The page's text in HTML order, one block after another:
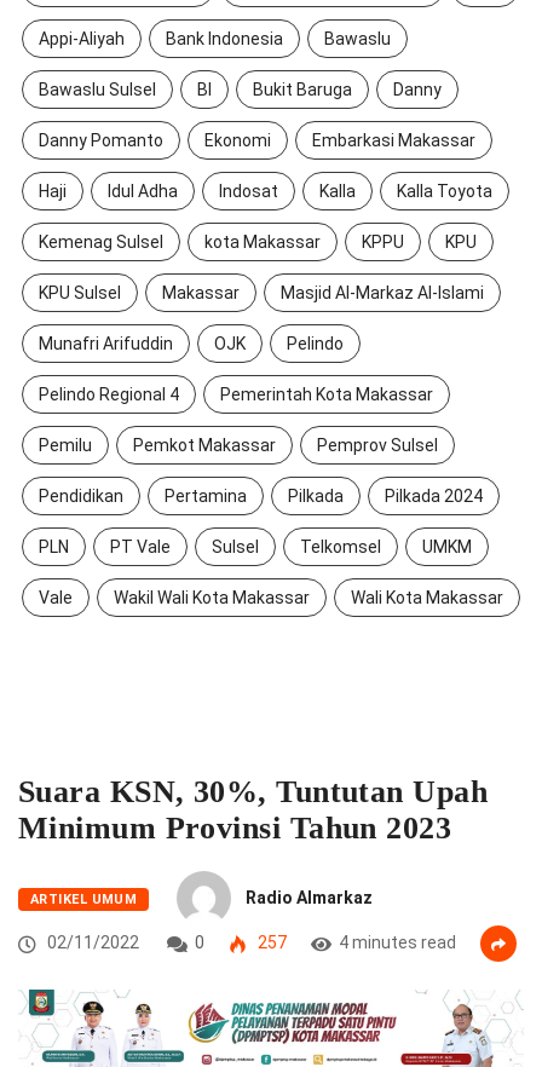
Appi-Aliyah Bank Indonesia Bawaslu
Bawaslu Sulsel BI Bukit Baruga Danny
Danny Pomanto Ekonomi Embarkasi Makassar
Haji Idul Adha Indosat Kalla Kalla Toyota
Kemenag Sulsel kota Makassar KPPU KPU
KPU Sulsel Makassar Masjid Al-Markaz Al-Islami
Munafri Arifuddin OJK Pelindo
Pelindo Regional 4 Pemerintah Kota Makassar
Pemilu Pemkot Makassar Pemprov Sulsel
Pendidikan Pertamina Pilkada Pilkada 2024
PLN PT Vale Sulsel Telkomsel UMKM
Vale Wakil Wali Kota Makassar Wali Kota Makassar
Suara KSN, 30%, Tuntutan Upah
Minimum Provinsi Tahun 2023
ARTIKEL UMUM Radio Almarkaz
02/11/2022 0 257 4 minutes read